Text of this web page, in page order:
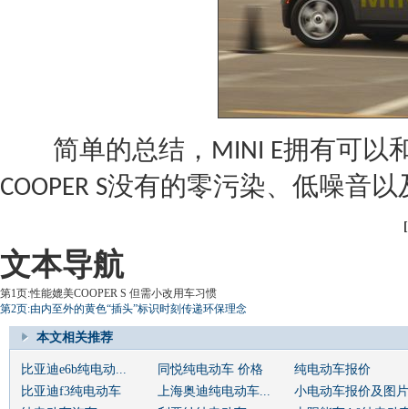
简单的总结， MINI E拥有可以
COOPER S没有的零污染、低噪音
文本导航
第1页:性能媲美COOPER S 但需小改用车习惯
第2页:由内至外的黄色“插头”标识时刻传递环保理念
本文相关推荐
比亚迪e6b纯电动... 同悦纯电动车 价格
纯电动车报价
比亚迪f3纯电动车
上海奥迪纯电动车...
小电动车报价及图片